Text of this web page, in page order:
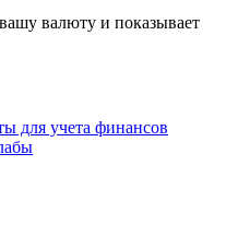
валюту и показывает
для учета финансов